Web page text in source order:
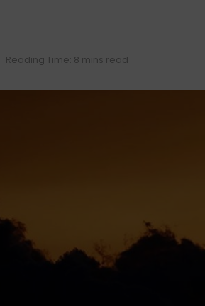
Reading Time: 8 mins read